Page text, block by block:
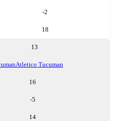
-2
18
13
Atletico Tucuman
16
-5
14